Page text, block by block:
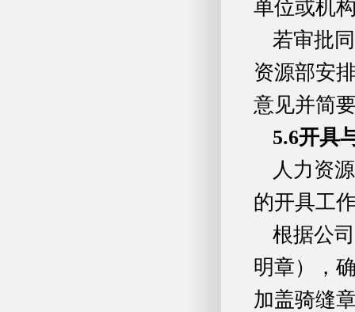
单位或机
若审批
资源部安
意见并简
5.6开具
人力资
的开具工
根据公
明章），
加盖骑缝